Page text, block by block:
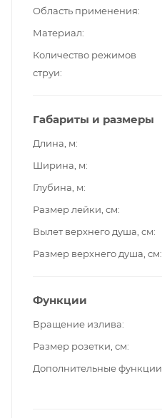
Область применения
Материал
Количество режимов
струи
Габариты и размеры
Длина, м
Ширина, м
Глубина, м
Размер лейки, см
Вылет верхнего душа, см
Размер верхнего душа, см
Функции
Вращение излива
Размер розетки, см
Дополнительные функции